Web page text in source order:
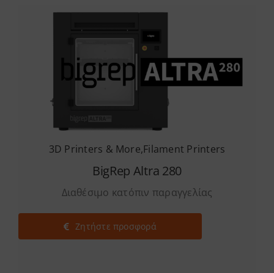
3D Printers & More,Filament Printers
BigRep Altra 280
Διαθέσιμο κατόπιν παραγγελίας
Ζητήστε προσφορά